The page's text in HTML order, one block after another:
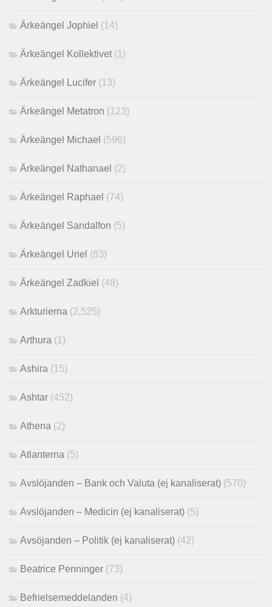
Ärkeängel Jophiel (14)
Ärkeängel Kollektivet (1)
Ärkeängel Lucifer (13)
Ärkeängel Metatron (123)
Ärkeängel Michael (596)
Ärkeängel Nathanael (2)
Ärkeängel Raphael (74)
Ärkeängel Sandalfon (5)
Ärkeängel Uriel (83)
Ärkeängel Zadkiel (48)
Arkturierna (2,525)
Arthura (1)
Ashira (15)
Ashtar (452)
Athena (2)
Atlanterna (5)
Avslöjanden – Bank och Valuta (ej kanaliserat) (570)
Avslöjanden – Medicin (ej kanaliserat) (5)
Avsöjanden – Politik (ej kanaliserat) (42)
Beatrice Penninger (73)
Befrielsemeddelanden (4)